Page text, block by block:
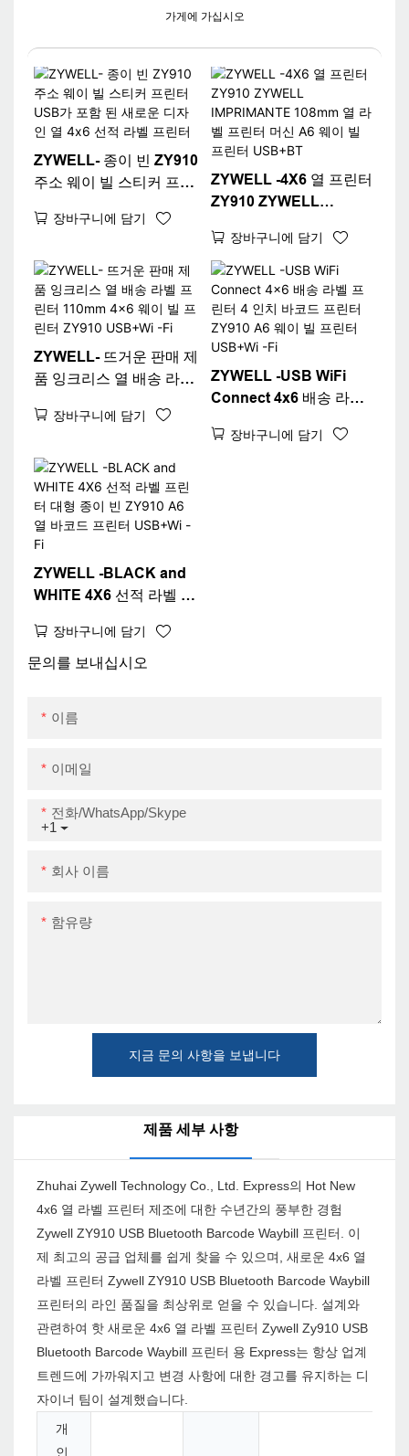
가게에 가십시오
ZYWELL- 종이 빈 ZY910
주소 웨이 빌 스티커 프린
디자인 열 4x6 선적 라벨
장바구니에 담기
ZYWELL -4X6 열 프린터
ZY910 ZYWELL
열 라벨 프린터 머신 A6
웨이 빌 프린터 USB+BT
장바구니에 담기
ZYWELL- 뜨거운 판매 제
품 잉크리스 열 배송 라벨
빌 프린터 ZY910
장바구니에 담기
ZYWELL -USB WiFi
Connect 4x6 배송 라벨
린터 ZY910 A6 웨이 빌
장바구니에 담기
ZYWELL -BLACK and
WHITE 4X6 선적 라벨 프
A6 열 바코드 프린터
USB+Wi -Fi
장바구니에 담기
문의를 보내십시오
이름
이메일
+1
전화/WhatsApp/Skype
회사 이름
함유량
지금 문의 사항을 보냅니다
제품 세부 사항
Zhuhai Zywell Technology Co., Ltd. Express의 Hot New
4x6 열 라벨 프린터 제조에 대한 수년간의 풍부한 경험
Zywell ZY910 USB Bluetooth Barcode Waybill 프린터. 이
제 최고의 공급 업체를 쉽게 찾을 수 있으며, 새로운 4x6 열
라벨 프린터 Zywell ZY910 USB Bluetooth Barcode Waybill
프린터의 라인 품질을 최상위로 얻을 수 있습니다. 설계와
관련하여 핫 새로운 4x6 열 라벨 프린터 Zywell Zy910 USB
Bluetooth Barcode Waybill 프린터 용 Express는 항상 업계
트렌드에 가까워지고 변경 사항에 대한 경고를 유지하는 디
자이너 팀이 설계했습니다.
개
인